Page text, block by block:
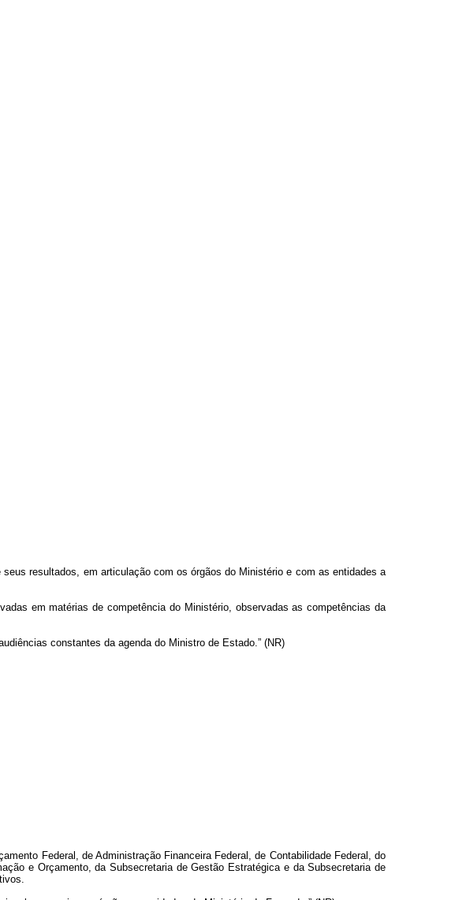
resultados, em articulação com os órgãos do Ministério e com as entidades a
em matérias de competência do Ministério, observadas as competências da
constantes da agenda do Ministro de Estado.” (NR)
Federal, de Administração Financeira Federal, de Contabilidade Federal, do
e Orçamento, da Subsecretaria de Gestão Estratégica e da Subsecretaria de